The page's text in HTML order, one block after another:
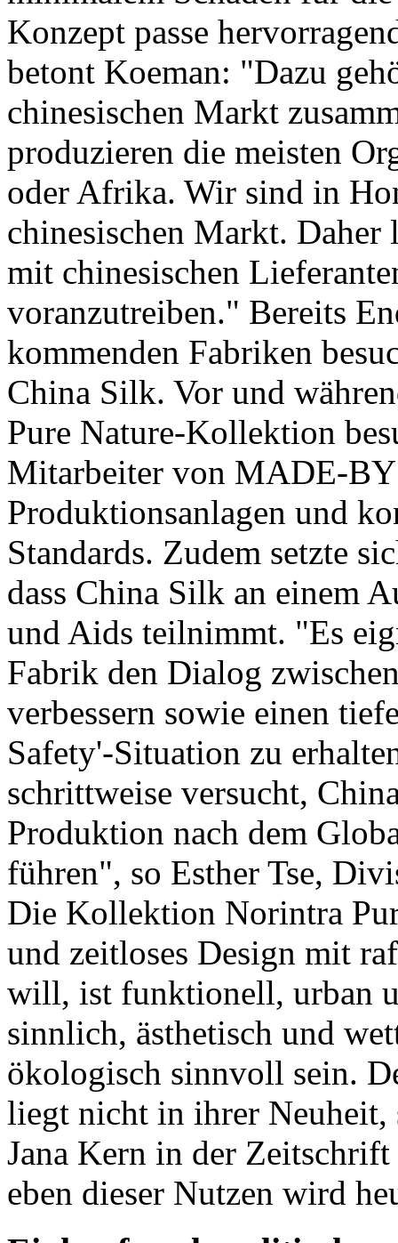
Konzept passe
betont Koeman: "Dazu
chinesischen Markt
produzieren die meisten
oder Afrika. Wir sind in
chinesischen Markt. Daher
mit chinesischen
voranzutreiben." Bereits
kommenden Fabriken
China Silk. Vor und
Pure Nature-Kollektion
Mitarbeiter von MADE-
Produktionsanlagen und
Standards. Zudem setzte
dass China Silk an einem
und Aids teilnimmt. "Es
Fabrik den Dialog
verbessern sowie einen
Safety'-Situation zu
schrittweise versucht,
Produktion nach dem
führen", so Esther Tse,
Die Kollektion Norintra
und zeitloses Design mit
will, ist funktionell, urban
sinnlich, ästhetisch und
ökologisch sinnvoll sein.
liegt nicht in ihrer
Jana Kern in der Zeitschrift
eben dieser Nutzen wird